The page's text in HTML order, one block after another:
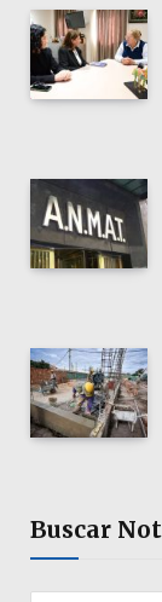
Buscar